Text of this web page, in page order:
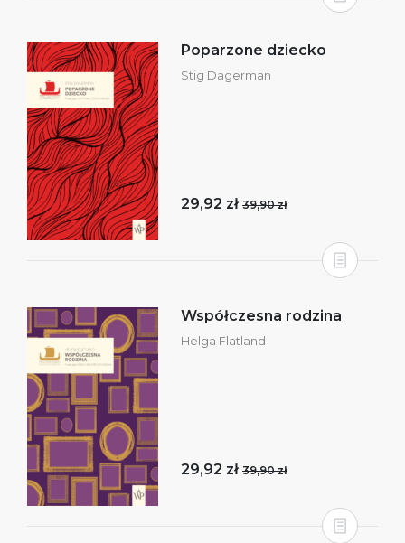
Poparzone dziecko
Stig Dagerman
29,92 zł 39,90 zł
Współczesna rodzina
Helga Flatland
29,92 zł 39,90 zł